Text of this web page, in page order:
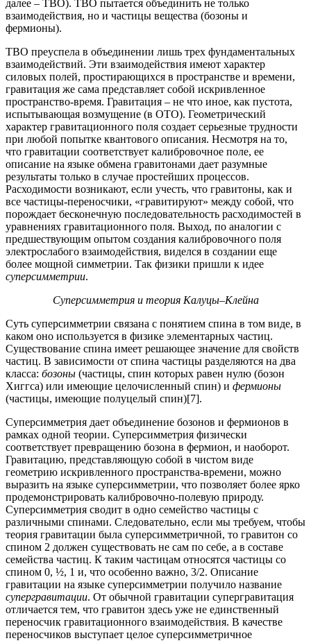
далее – ТВО). ТВО пытается объединить не только
взаимодействия, но и частицы вещества (бозоны и
фермионы).
ТВО преуспела в объединении лишь трех фундаментальных
взаимодействий. Эти взаимодействия имеют характер
силовых полей, простирающихся в пространстве и времени,
гравитация же сама представляет собой искривленное
пространство-время. Гравитация – не что иное, как пустота,
испытывающая возмущение (в ОТО). Геометрический
характер гравитационного поля создает серьезные трудности
при любой попытке квантового описания. Несмотря на то,
что гравитации соответствует калибровочное поле, ее
описание на языке обмена гравитонами дает разумные
результаты только в случае простейших процессов.
Расходимости возникают, если учесть, что гравитоны, как и
все частицы-переносчики, «гравитируют» между собой, что
порождает бесконечную последовательность расходимостей в
уравнениях гравитационного поля. Выход, по аналогии с
предшествующим опытом создания калибровочного поля
электрослабого взаимодействия, виделся в создании еще
более мощной симметрии. Так физики пришли к идее
суперсимметрии.
Суперсимметрия и теория Калуцы–Клейна
Суть суперсимметрии связана с понятием спина в том виде, в
каком оно используется в физике элементарных частиц.
Существование спина имеет решающее значение для свойств
частиц. В зависимости от спина частицы разделяются на два
класса: бозоны (частицы, спин которых равен нулю (бозон
Хиггса) или имеющие целочисленный спин) и фермионы
(частицы, имеющие полуцелый спин)[7].
Суперсимметрия дает объединение бозонов и фермионов в
рамках одной теории. Суперсимметрия физически
соответствует превращению бозона в фермион, и наоборот.
Гравитацию, представляющую собой в чистом виде
геометрию искривленного пространства-времени, можно
выразить на языке суперсимметрии, что позволяет более ярко
продемонстрировать калибровочно-полевую природу.
Суперсимметрия сводит в одно семейство частицы с
различными спинами. Следовательно, если мы требуем, чтобы
теория гравитации была суперсимметричной, то гравитон со
спином 2 должен существовать не сам по себе, а в составе
семейства частиц. К таким частицам относятся частицы со
спином 0, ½, 1 и, что особенно важно, 3/2. Описание
гравитации на языке суперсимметрии получило название
супергравитации. От обычной гравитации супергравитация
отличается тем, что гравитон здесь уже не единственный
переносчик гравитационного взаимодействия. В качестве
переносчиков выступает целое суперсимметричное